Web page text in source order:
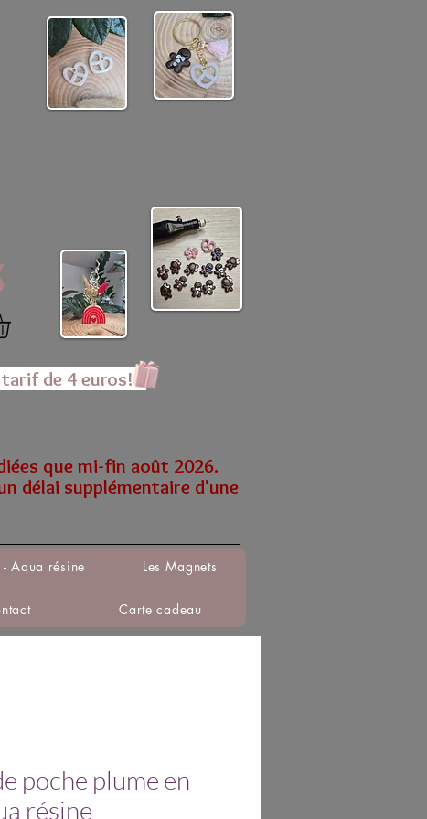
de 4 euros!!!
que mi-fin août 2026.
délai supplémentaire d'une
- Aqua résine Les Magnets
Carte cadeau
poche plume en
résine